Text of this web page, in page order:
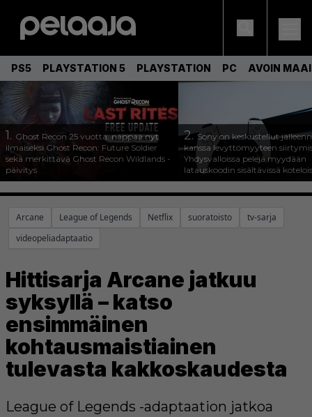
PS5 PLAYSTATION 5 PLAYSTATION PC AVOIN
1. Ghost Recon 25 vuotta: nappaa nyt
ilmaiseksi Ghost Recon: Future Soldier
sekä merkittävä Ghost Recon Wildlands -
päivitys
2.Sony on keskustellut
kanssa levyttömyyteen
Yhdysvalloissa pelejä myydään
latauskoodin sisältävissä
Arcane League of Legends Netflix suoratoisto
tv-sarja
videopeliadaptaatio
Hittisarja Arcane jatkuu
syksyllä – katso
ensimmäinen
kohtausmaistiainen
tulevasta kakkoskaudesta
League of Legends -adaptaation jatkoa